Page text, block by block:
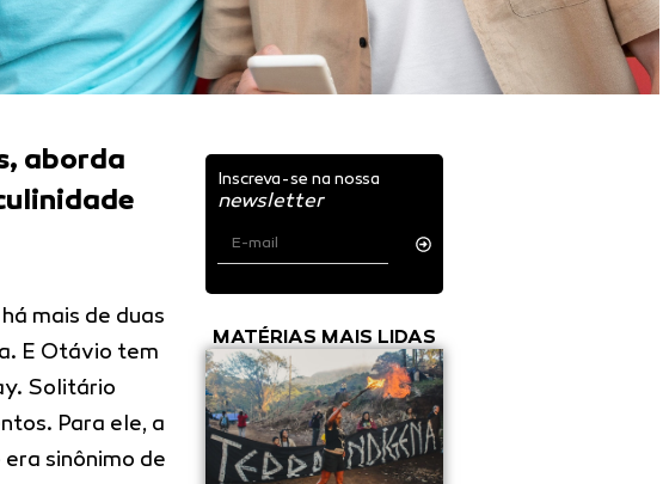
aborda
mais de duas
E Otávio tem
Solitário
Para ele, a
sinônimo de
Inscreva-se na nossa
newsletter
MATÉRIAS MAIS LIDAS